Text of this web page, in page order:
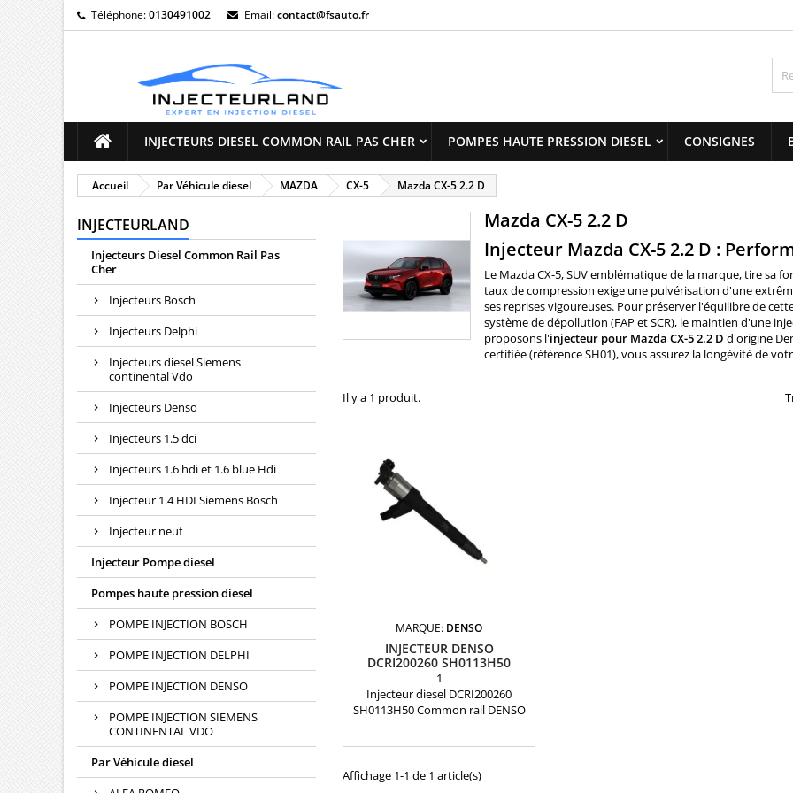
Téléphone:0130491002 Email:contact@fsauto.fr
INJECTEURS DIESEL COMMON RAIL PAS CHER POMPES HAUTE PRESSION DIESEL CONSIGNES
Accueil Par Véhicule diesel MAZDA CX-5 Mazda CX-5 2.2 D
INJECTEURLAND
Injecteurs Diesel Common Rail Pas
Cher
Injecteurs Bosch
Injecteurs Delphi
Injecteurs diesel Siemens
continental Vdo
Injecteurs Denso
Injecteurs 1.5 dci
Injecteurs 1.6 hdi et 1.6 blue Hdi
Injecteur 1.4 HDI Siemens Bosch
Injecteur neuf
Injecteur Pompe diesel
Pompes haute pression diesel
POMPE INJECTION BOSCH
POMPE INJECTION DELPHI
POMPE INJECTION DENSO
POMPE INJECTION SIEMENS
CONTINENTAL VDO
Par Véhicule diesel
Mazda CX-5 2.2 D
Injecteur Mazda CX-5 2.2 D :
Le Mazda CX-5, SUV emblématique de la marque, tire sa
taux de compression exige une pulvérisation d'une
ses reprises vigoureuses. Pour préserver l'équilibre de
système de dépollution (FAP et SCR), le maintien d'une
proposons l'injecteur pour Mazda CX-5 2.2 D d'origine
certifiée (référence SH01), vous assurez la longévité de
Il y a 1 produit.
MARQUE: DENSO
INJECTEUR DENSO
DCRI200260 SH0113H50
NEUF
1
Injecteur diesel DCRI200260
SH0113H50 Common rail DENSO
295900-0260 , 295900-0261 ,
Affichage 1-1 de 1 article(s)
add_circle_outlineCreate